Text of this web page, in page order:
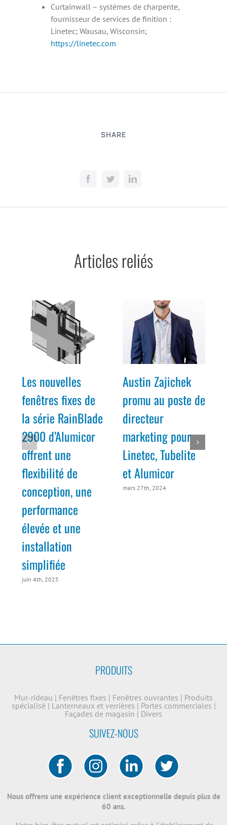
Curtainwall – systèmes de charpente,
fournisseur de services de finition :
Linetec; Wausau, Wisconsin;
https://linetec.com
SHARE
Articles reliés
Les nouvelles
fenêtres fixes de
la série RainBlade
2900 d’Alumicor
offrent une
flexibilité de
conception, une
performance
élevée et une
installation
simplifiée
juin 4th, 2025
Austin Zajichek
promu au poste de
directeur
marketing pour
Linetec, Tubelite
et Alumicor
mars 27th, 2024
PRODUITS
Mur-rideau | Fenêtres fixes | Fenêtres ouvrantes | Produits
spécialisé | Lanterneaux et verrières | Portes commerciales |
Façades de magasin | Divers
SUIVEZ-NOUS
Nous offrens une expérience client exceptionnelle depuis plus de
60 ans.